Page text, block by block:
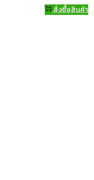
สั่งซื้อสินค้า